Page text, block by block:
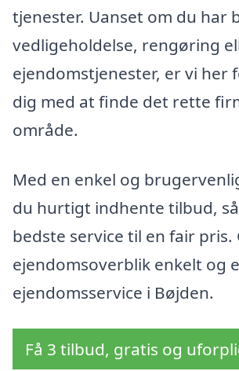
tjenester. Uanset om du har
vedligeholdelse, rengøring
ejendomstjenester, er vi her
dig med at finde det rette
område.
Med en enkel og
du hurtigt indhente tilbud,
bedste service til en fair pris.
ejendomsoverblik enkelt og
ejendomsservice i Bøjden.
Få 3 tilbud, gratis og